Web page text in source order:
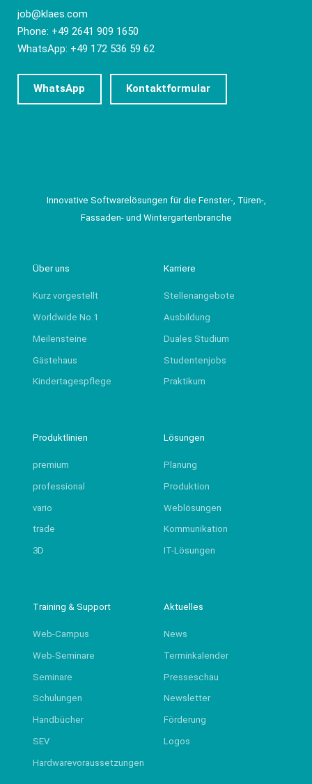
job@klaes.com
Phone: +49 2641 909 1650
WhatsApp: +49 172 536 59 62
WhatsApp Kontaktformular
Innovative Softwarelösungen für die Fenster-, Türen-,
Fassaden- und Wintergartenbranche
Über uns
Kurz vorgestellt
Worldwide No.1
Meilensteine
Gästehaus
Kindertagespflege
Karriere
Stellenangebote
Ausbildung
Duales Studium
Studentenjobs
Praktikum
Produktlinien
premium
professional
vario
trade
3D
Lösungen
Planung
Produktion
Weblösungen
Kommunikation
IT-Lösungen
Training & Support
Web-Campus
Web-Seminare
Seminare
Schulungen
Handbücher
SEV
Hardwarevoraussetzungen
Aktuelles
News
Terminkalender
Presseschau
Newsletter
Förderung
Logos